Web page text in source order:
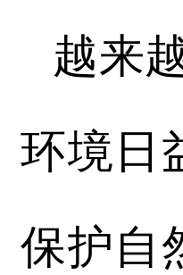
越来
环境日
保护自